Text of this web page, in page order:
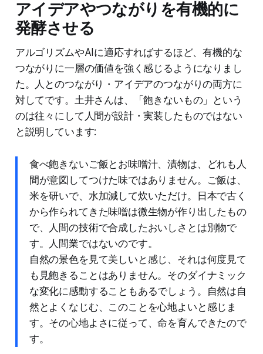
アイデアやつながりを有機的に
発酵させる
アルゴリズムやAIに適応すればするほど、有機的な
つながりに一層の価値を強く感じるようになりまし
た。人とのつながり・アイデアのつながりの両方に
対してです。土井さんは、「飽きないもの」という
のは往々にして人間が設計・実装したものではない
と説明しています:
食べ飽きないご飯とお味噌汁、漬物は、どれも人
間が意図してつけた味ではありません。ご飯は、
米を研いで、水加減して炊いただけ。日本で古く
から作られてきた味噌は微生物が作り出したもの
で、人間の技術で合成したおいしさとは別物で
す。人間業ではないのです。
自然の景色を見て美しいと感じ、それは何度見て
も見飽きることはありません。そのダイナミック
な変化に感動することもあるでしょう。自然は自
然とよくなじむ、このことを心地よいと感じま
す。その心地よさに従って、命を育んできたので
す。